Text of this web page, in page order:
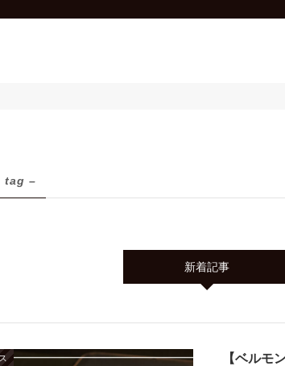
tag –
新着記事
【ベルモ